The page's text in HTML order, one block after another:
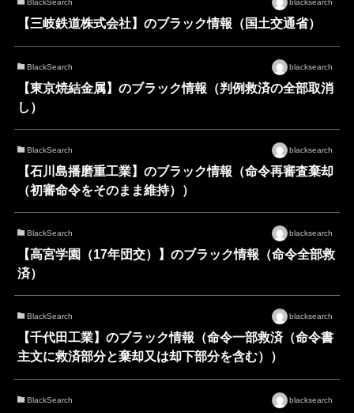
BlackSearch blacksearch
【三岐鉄道株式会社】のブラック情報（国土交通省）
BlackSearch blacksearch
【東京焼結金属】のブラック情報（判例救済の全部取消
し）
BlackSearch blacksearch
【石川島播磨重工業】のブラック情報（命令再審査棄却
（初審命令をそのまま維持））
BlackSearch blacksearch
【高宮学園（17年団交）】のブラック情報（命令全部救
済）
BlackSearch blacksearch
【千代田工業】のブラック情報（命令一部救済（命令書
主文に救済部分と棄却又は却下部分を含む））
BlackSearch blacksearch